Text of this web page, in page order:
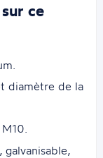
ce
diamètre de la